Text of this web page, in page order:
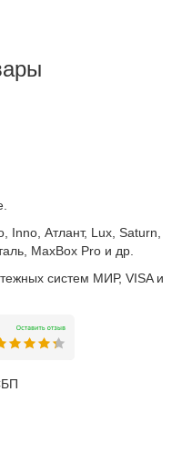
Атлант, Lux, Saturn,
MaxBox Pro и др.
систем МИР, VISA и